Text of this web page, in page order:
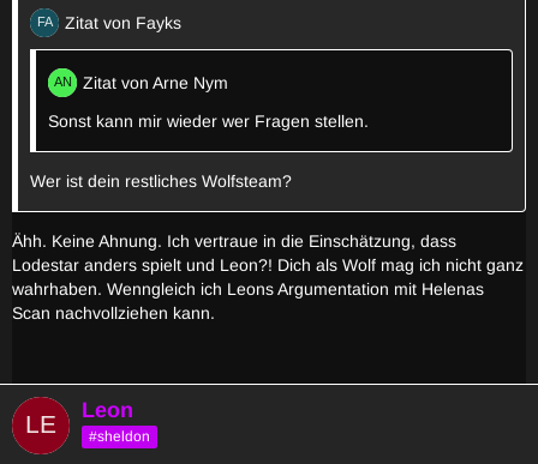
Zitat von Fayks
Zitat von Arne Nym
Sonst kann mir wieder wer Fragen stellen.
Wer ist dein restliches Wolfsteam?
Ähh. Keine Ahnung. Ich vertraue in die Einschätzung, dass
Lodestar anders spielt und Leon?! Dich als Wolf mag ich nicht ganz
wahrhaben. Wenngleich ich Leons Argumentation mit Helenas
Scan nachvollziehen kann.
Leon
#sheldon